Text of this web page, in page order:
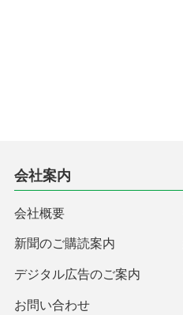
会社案内
会社概要
新聞のご購読案内
デジタル広告のご案内
お問い合わせ